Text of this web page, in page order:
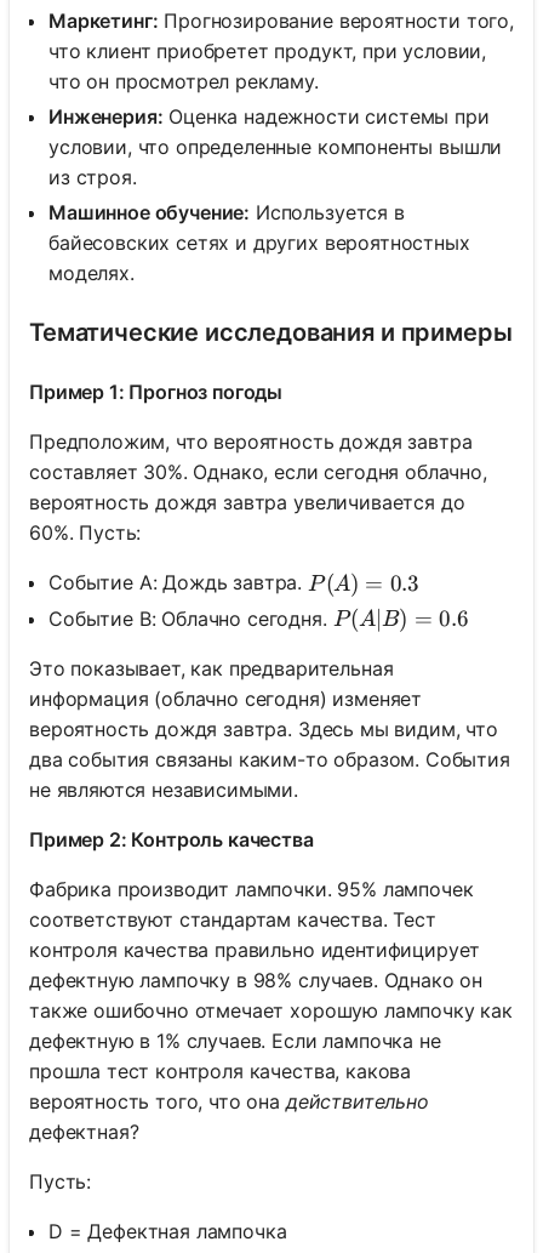
Маркетинг: Прогнозирование вероятности того,
что клиент приобретет продукт, при условии,
что он просмотрел рекламу.
Инженерия: Оценка надежности системы при
условии, что определенные компоненты вышли
из строя.
Машинное обучение: Используется в
байесовских сетях и других вероятностных
моделях.
Тематические исследования и примеры
Пример 1: Прогноз погоды
Предположим, что вероятность дождя завтра
составляет 30%. Однако, если сегодня облачно,
вероятность дождя завтра увеличивается до
60%. Пусть:
Событие A: Дождь завтра. P(A) = 0.3
P(A) = 0.3
Событие B: Облачно сегодня. P(A|B) = 0.6
P(A∣ B) = 0.6
Это показывает, как предварительная
информация (облачно сегодня) изменяет
вероятность дождя завтра. Здесь мы видим, что
два события связаны каким-то образом. События
не являются независимыми.
Пример 2: Контроль качества
Фабрика производит лампочки. 95% лампочек
соответствуют стандартам качества. Тест
контроля качества правильно идентифицирует
дефектную лампочку в 98% случаев. Однако он
также ошибочно отмечает хорошую лампочку как
дефектную в 1% случаев. Если лампочка не
прошла тест контроля качества, какова
вероятность того, что онадействительно
дефектная?
Пусть:
D = Дефектная лампочка